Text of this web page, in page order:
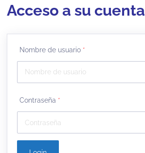
Acceso a su cuenta
Nombre de usuario *
Contraseña *